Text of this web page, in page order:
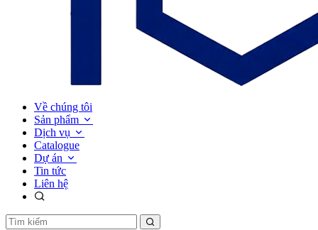
Về chúng tôi
Sản phẩm
Dịch vụ
Catalogue
Dự án
Tin tức
Liên hệ